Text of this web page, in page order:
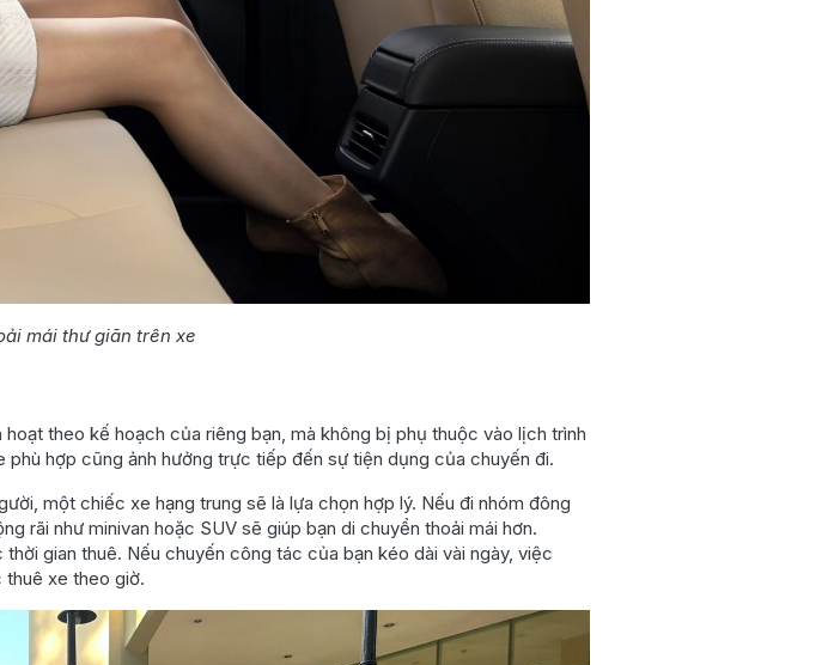
mái thư giãn trên xe
theo kế hoạch của riêng bạn, mà không bị phụ thuộc vào lịch trình
hợp cũng ảnh hưởng trực tiếp đến sự tiện dụng của chuyến đi.
một chiếc xe hạng trung sẽ là lựa chọn hợp lý. Nếu đi nhóm đông
rãi như minivan hoặc SUV sẽ giúp bạn di chuyển thoải mái hơn.
gian thuê. Nếu chuyến công tác của bạn kéo dài vài ngày, việc
xe theo giờ.